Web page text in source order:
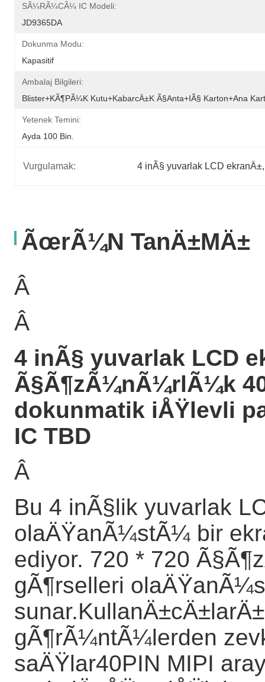
SÃ¼rÃ¼cÃ¼ IC Modeli:
JD9365DA
Dokunma Modu:
Kapasitif
Ambalaj Bilgileri:
Blister+kÃ¶pÃ¼k Kutu+kabarcÄ±k Ã§anta+iÃ§ Karton+ana
Yetenek Temini:
Ayda 100 Bin.
Vurgulamak: 4 inÃ§ yuvarlak LCD ekranÄ±
ÃœrÃ¼n TanÄ±mÄ±
Â
Â
4 inÃ§ yuvarlak LCD
Ã§Ã¶zÃ¼nÃ¼rlÃ¼k
dokunmatik iÅŸlevli
IC TBD
Â
Bu 4 inÃ§lik yuvarlak
olaÄŸanÃ¼stÃ¼ bir
ediyor. 720 * 720
gÃ¶rselleri
gÃ¶rÃ¼ntÃ¼lerden
saÄŸlar40PIN MIPI